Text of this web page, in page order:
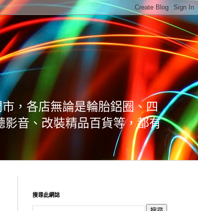
，各店無論是輪胎鋁圈、四
音、改裝精品百貨等，都有
搜尋此網誌